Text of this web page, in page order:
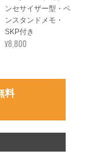
ンセサイザー型・ペ
ンスタンドメモ・
SKP付き
¥8,800
料